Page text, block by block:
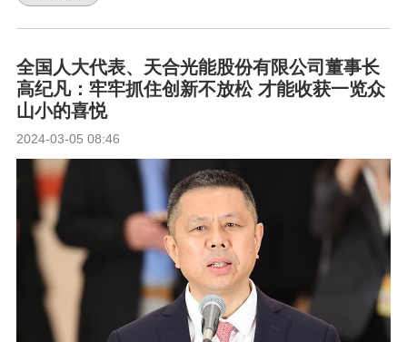
全国人大代表、天合光能股份有限公司董事长
高纪凡：牢牢抓住创新不放松 才能收获一览众
山小的喜悦
2024-03-05 08:46